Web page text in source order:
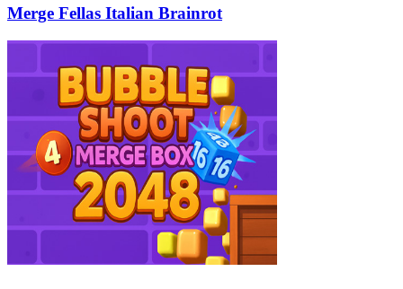
Merge Fellas Italian Brainrot